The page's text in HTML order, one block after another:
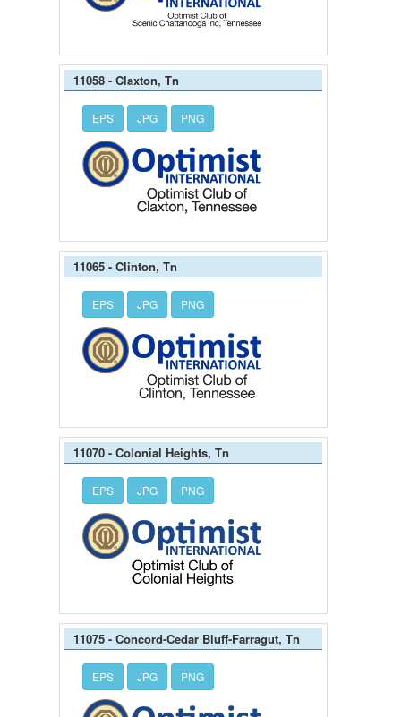
11058 - Claxton, Tn
EPS JPG PNG
11065 - Clinton, Tn
EPS JPG PNG
11070 - Colonial Heights, Tn
EPS JPG PNG
11075 - Concord-Cedar Bluff-Farragut, Tn
EPS JPG PNG